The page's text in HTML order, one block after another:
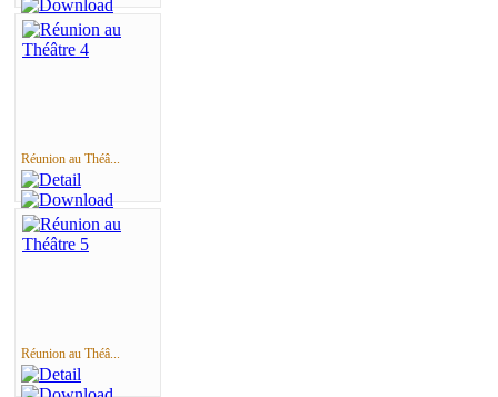
Réunion au Théâ...
Réunion au Théâ...